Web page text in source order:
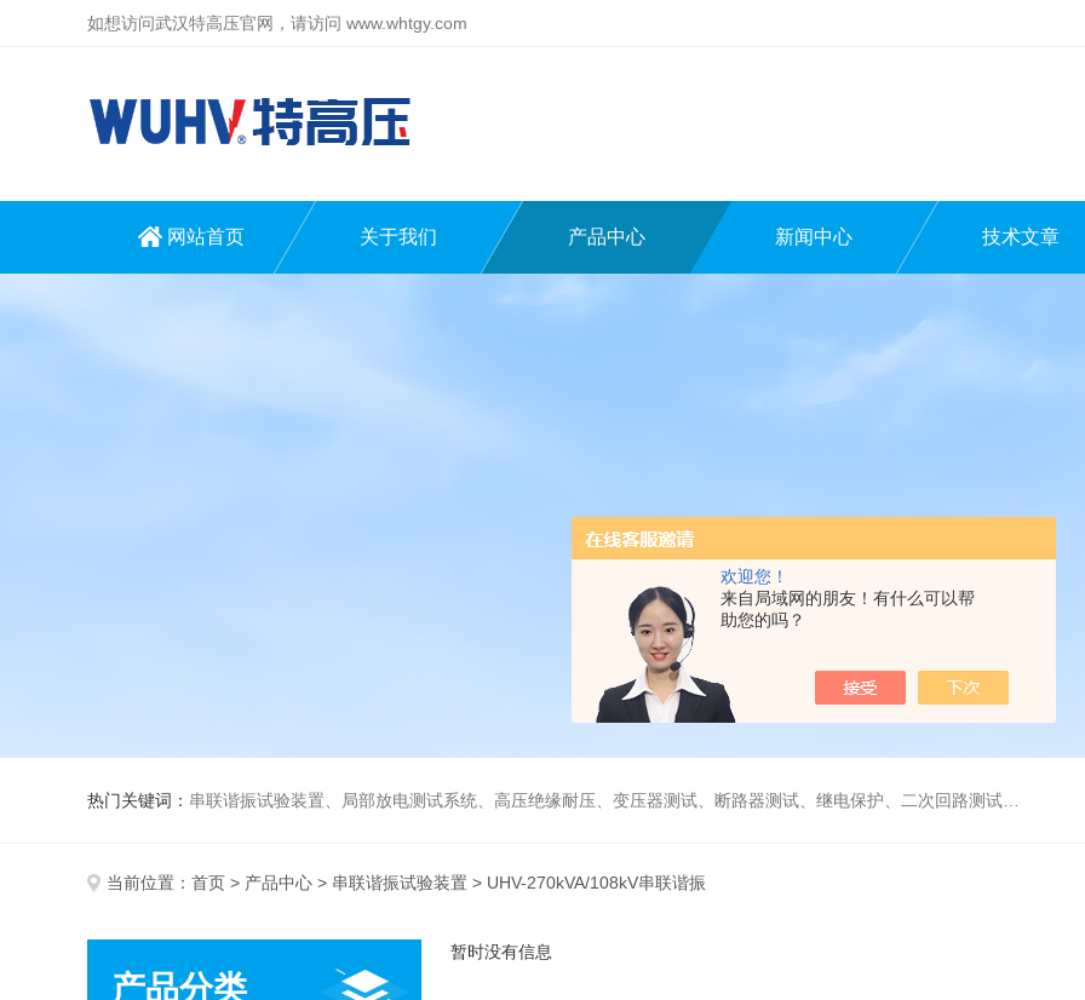
欢迎您！
来自局域网的朋友！有什么可以帮
助您的吗？
如想访问武汉特高压官网，请访问 www.whtgy.com
网站首页 关于我们 产品中心 新闻中心 技术文章
热门关键词： 串联谐振试验装置、局部放电测试系统、高压绝缘耐压、变压器测试、断路器测试、继电保护、二次回路测试、电
当前位置： 首页 > 产品中心 > 串联谐振试验装置 > UHV-270kVA/108kV串联谐振
产品分类
暂时没有信息